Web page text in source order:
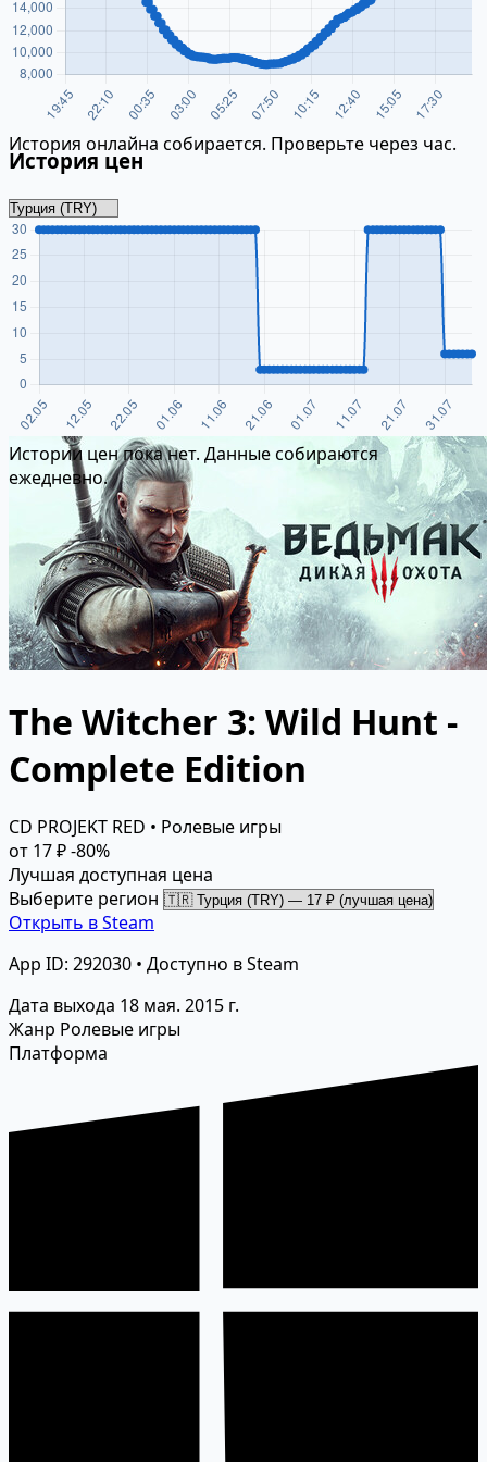
История онлайна собирается. Проверьте через час.
История цен
Истории цен пока нет. Данные собираются
ежедневно.
The Witcher 3: Wild Hunt -
Complete Edition
CD PROJEKT RED • Ролевые игры
от 17 ₽-80%
Лучшая доступная цена
Выберите регион
Открыть в Steam
App ID: 292030 • Доступно в Steam
Дата выхода 18 мая. 2015 г.
Жанр Ролевые игры
Платформа